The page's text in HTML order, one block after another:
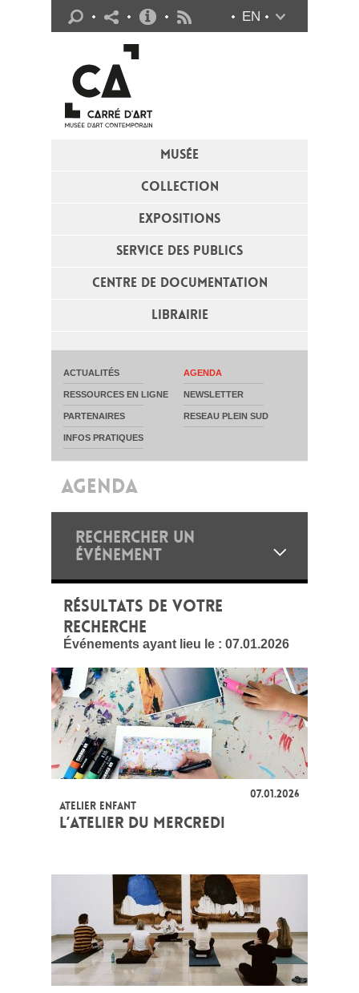
MUSÉE
COLLECTION
EXPOSITIONS
SERVICE DES PUBLICS
CENTRE DE DOCUMENTATION
LIBRAIRIE
EN
ACTUALITÉS AGENDA
RESSOURCES EN LIGNE NEWSLETTER
PARTENAIRES RESEAU PLEIN SUD
INFOS PRATIQUES
Infos pratiques
AGENDA
RECHERCHER UN
ÉVÉNEMENT
RÉSULTATS DE VOTRE
RECHERCHE
Événements ayant lieu le : 07.01.2026
07.01.2026
ATELIER ENFANT
L’ATELIER DU MERCREDI